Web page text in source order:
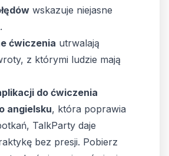
wskazuje niejasne
ćwiczenia utrwalają
z którymi ludzie mają
do ćwiczenia
angielsku, która poprawia
TalkParty daje
bez presji. Pobierz